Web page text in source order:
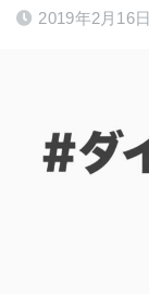
2019年2月16日